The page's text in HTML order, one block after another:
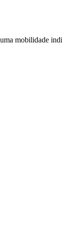
mobilidade